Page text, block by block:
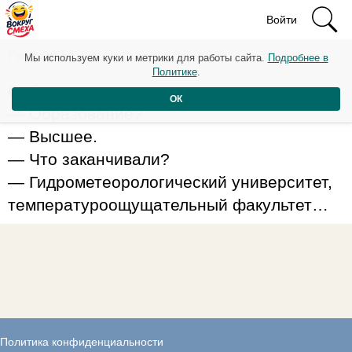
Войти
Рейтинг: 56
Собеседование:
— Образование?
— Высшее.
— Что заканчивали?
— Гидрометеорологический университет,
температуроощущательный факультет…
Политика конфиденциальности
Мы используем куки и метрики для работы сайта. Подробнее в
Политике.
ОК